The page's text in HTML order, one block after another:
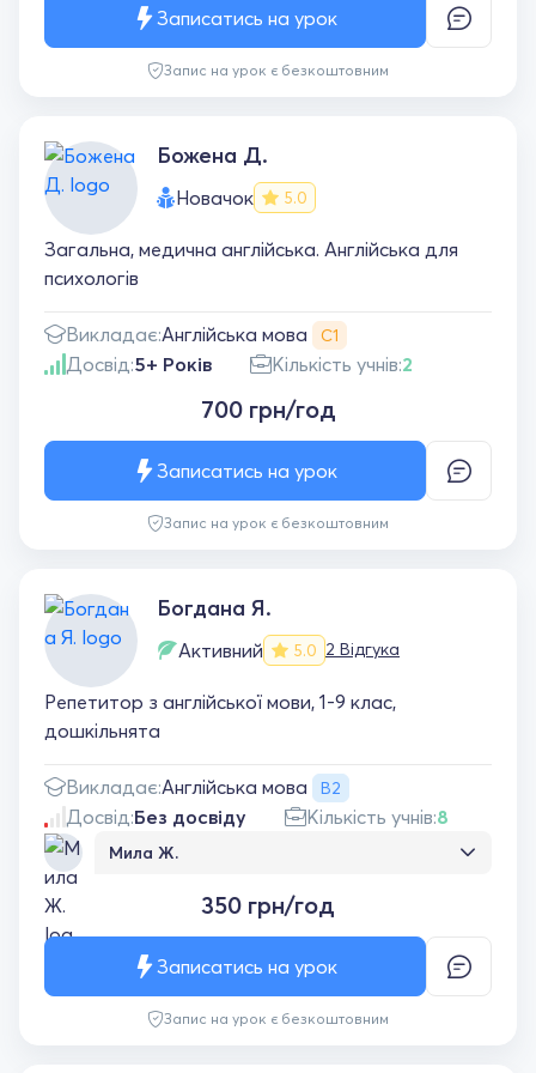
Запис на урок є безкоштовним
Записатись на урок
Божена Д.
Новачок 5.0
Загальна, медична англійська. Англійська для
психологів
Викладає:Англійська мова С1
Досвід:5+ Років Кількість учнів:2
700 грн/год
Запис на урок є безкоштовним
Записатись на урок
Богдана Я.
Активний 5.0 2 Відгука
Репетитор з англійської мови, 1-9 клас,
дошкільнята
Викладає:Англійська мова B2
Досвід:Без досвіду Кількість учнів:8
Мила Ж.
підхід до нашої доньки (5 років). Дитина з
сприймається як гра, є гарні результати,
плануємо і надалі співпрацювати).
350 грн/год
Запис на урок є безкоштовним
Записатись на урок